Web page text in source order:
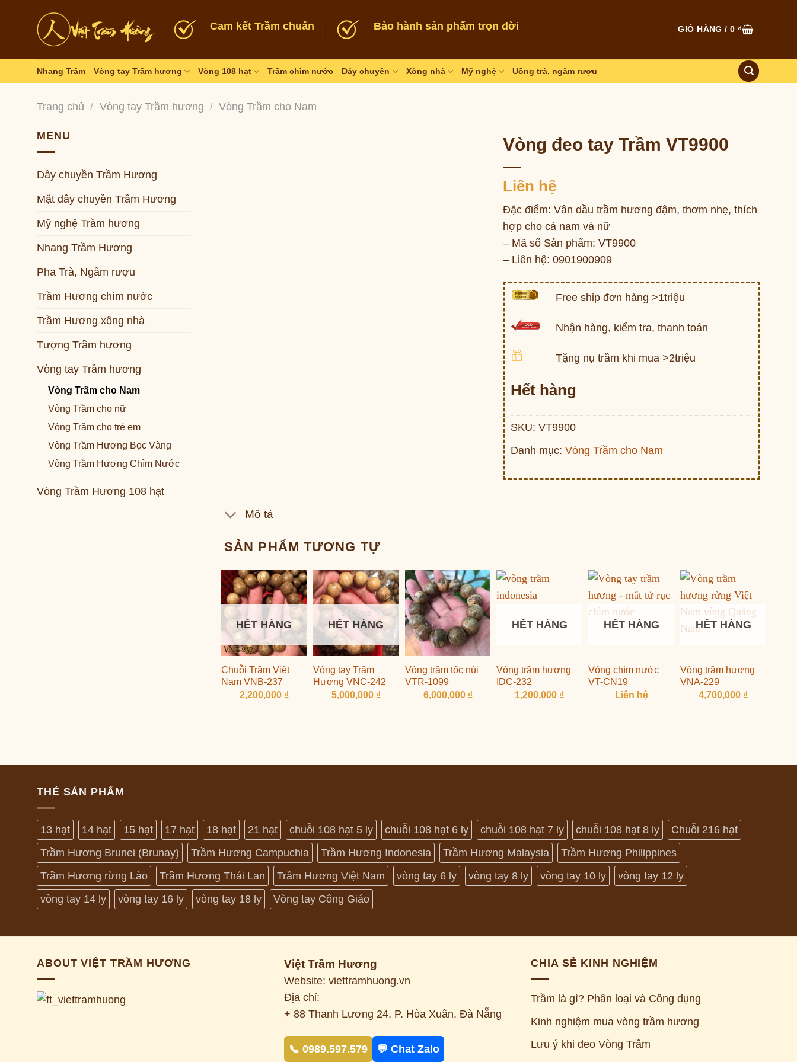
Cam kết Trầm chuẩn Bảo hành sản phẩm trọn đời GIỎ HÀNG /0 ₫
Nhang Trầm Vòng tay Trầm hương Vòng 108 hạt Trầm chìm nước Dây chuyền Xông nhà Mỹ nghệ Uống trà, ngâm rượu
Trang chủ / Vòng tay Trầm hương / Vòng Trầm cho Nam
MENU
Dây chuyền Trầm Hương
Mặt dây chuyền Trầm Hương
Mỹ nghệ Trầm hương
Nhang Trầm Hương
Pha Trà, Ngâm rượu
Trầm Hương chìm nước
Trầm Hương xông nhà
Tượng Trầm hương
Vòng tay Trầm hương
Vòng Trầm cho Nam
Vòng Trầm cho nữ
Vòng Trầm cho trẻ em
Vòng Trầm Hương Bọc Vàng
Vòng Trầm Hương Chìm Nước
Vòng Trầm Hương 108 hạt
Vòng đeo tay Trầm VT9900
Liên hệ
Đặc điểm: Vân dầu trầm hương đậm, thơm nhẹ, thích
hợp cho cả nam và nữ
– Mã số Sản phẩm: VT9900
– Liên hệ: 0901900909
Free ship đơn hàng >1triệu
Nhận hàng, kiểm tra, thanh toán
Tặng nụ trầm khi mua >2triệu
Hết hàng
SKU: VT9900
Danh mục: Vòng Trầm cho Nam
Mô tả
SẢN PHẨM TƯƠNG TỰ
HẾT HÀNG
Chuỗi Trầm Việt
Nam VNB-237
2,200,000 ₫
HẾT HÀNG
Vòng tay Trầm
Hương VNC-242
5,000,000 ₫
Vòng trầm tốc núi
VTR-1099
6,000,000 ₫
HẾT HÀNG
Vòng trầm hương
IDC-232
1,200,000 ₫
HẾT HÀNG
Vòng chìm nước
VT-CN19
Liên hệ
HẾT HÀNG
Vòng trầm hương
VNA-229
4,700,000 ₫
THẺ SẢN PHẨM
13 hạt 14 hạt 15 hạt 17 hạt 18 hạt 21 hạt chuỗi 108 hạt 5 ly chuỗi 108 hạt 6 ly chuỗi 108 hạt 7 ly chuỗi 108 hạt 8 ly
Chuỗi 216 hạt
Trầm Hương Brunei (Brunay)
Trầm Hương Campuchia Trầm Hương Indonesia Trầm Hương Malaysia
Trầm Hương Philippines
Trầm Hương rừng Lào
Trầm Hương Thái Lan Trầm Hương Việt Nam vòng tay 6 ly vòng tay 8 ly vòng tay 10 ly
vòng tay 12 ly
vòng tay 14 ly
vòng tay 16 ly vòng tay 18 ly Vòng tay Công Giáo
ABOUT VIỆT TRẦM HƯƠNG Việt Trầm Hương
Website: viettramhuong.vn
Địa chỉ:
+ 88 Thanh Lương 24, P. Hòa Xuân, Đà Nẵng
📞 0989.597.579 💬 Chat Zalo
CHIA SẺ KINH NGHIỆM
Trầm là gì? Phân loại và Công dụng
Kinh nghiệm mua vòng trầm hương
Lưu ý khi đeo Vòng Trầm